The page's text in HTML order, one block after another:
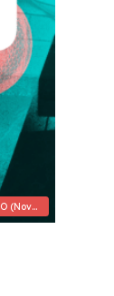
1989. UN PAÍS EMBRUJADO (Novela)